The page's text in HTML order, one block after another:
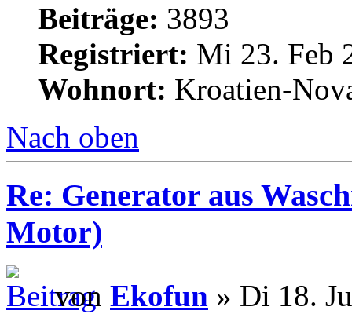
Beiträge: 3893
Registriert: Mi 23. Feb
Wohnort: Kroatien-
Nach oben
Re: Generator aus
Motor)
von Ekofun » Di 18.